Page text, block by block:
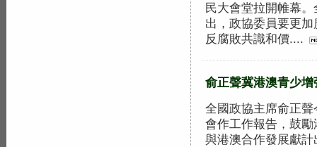
民大會堂拉開帷幕
出，政協委員要更
反腐敗共識和價....
俞正聲冀港澳青少增
全國政協主席俞正
會作工作報告，鼓
與港澳合作發展獻